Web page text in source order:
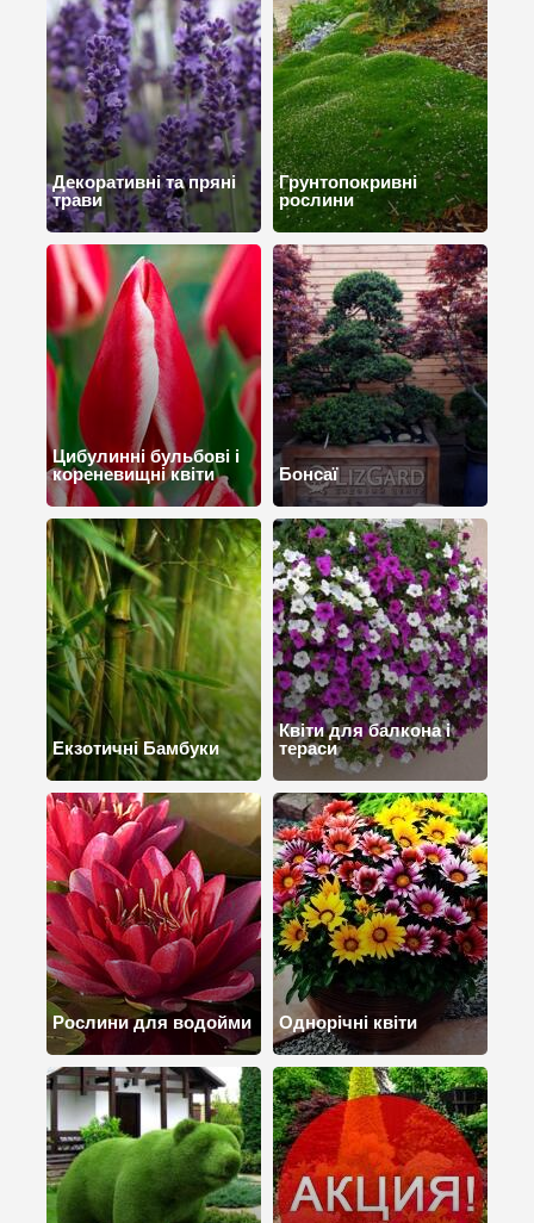
Декоративні та пряні
трави
Грунтопокривні
рослини
Цибулинні бульбові і
кореневищні квіти
Бонсаї
Екзотичні Бамбуки
Квіти для балкона і
тераси
Рослини для водойми Однорічні квіти